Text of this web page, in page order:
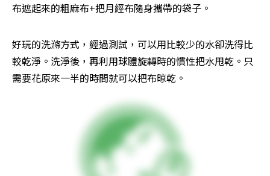
布遮起來的粗麻布+把月經布隨身攜帶的袋子。
好玩的洗滌方式，經過測試，可以用比較少的水卻洗得比
較乾淨。洗淨後，再利用球體旋轉時的慣性把水甩乾。只
需要花原來一半的時間就可以把布晾乾。